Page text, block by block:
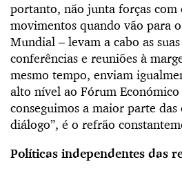
portanto, não junta forças com
movimentos quando vão para
Mundial – levam a cabo as
conferências e reuniões à
mesmo tempo, enviam
alto nível ao Fórum
conseguimos a maior parte das
diálogo”, é o refrão
Políticas independentes das